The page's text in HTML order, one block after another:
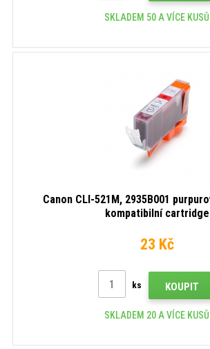
SKLADEM 50 A VÍCE KUSŮ
Canon CLI-521M, 2935B001
kompatibilní cartridge
23 Kč
ks KOUPIT
SKLADEM 20 A VÍCE KUSŮ